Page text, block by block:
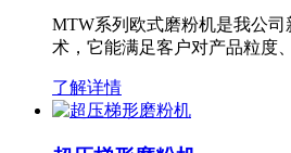
MTW系列欧式磨粉机是我公
术，它能满足客户对产品粒度
了解详情